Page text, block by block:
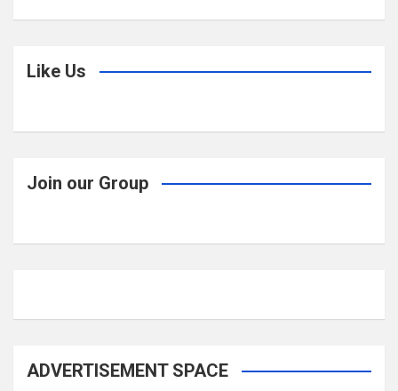
Like Us
Join our Group
ADVERTISEMENT SPACE